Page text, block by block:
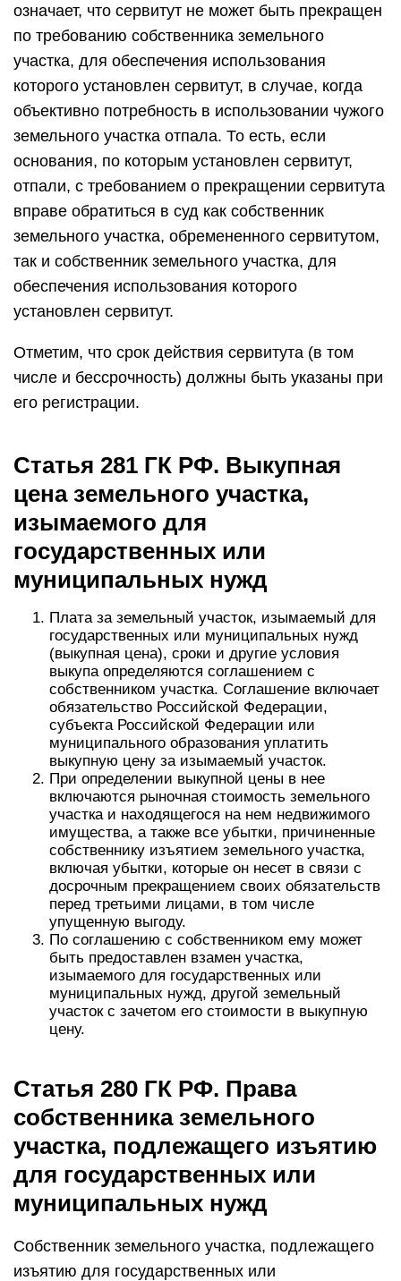
означает, что сервитут не может быть прекращен
по требованию собственника земельного
участка, для обеспечения использования
которого установлен сервитут, в случае, когда
объективно потребность в использовании чужого
земельного участка отпала. То есть, если
основания, по которым установлен сервитут,
отпали, с требованием о прекращении сервитута
вправе обратиться в суд как собственник
земельного участка, обремененного сервитутом,
так и собственник земельного участка, для
обеспечения использования которого
установлен сервитут.
Отметим, что срок действия сервитута (в том
числе и бессрочность) должны быть указаны при
его регистрации.
Статья 281 ГК РФ. Выкупная
цена земельного участка,
изымаемого для
государственных или
муниципальных нужд
Плата за земельный участок, изымаемый для
государственных или муниципальных нужд
(выкупная цена), сроки и другие условия
выкупа определяются соглашением с
собственником участка. Соглашение включает
обязательство Российской Федерации,
субъекта Российской Федерации или
муниципального образования уплатить
выкупную цену за изымаемый участок.
При определении выкупной цены в нее
включаются рыночная стоимость земельного
участка и находящегося на нем недвижимого
имущества, а также все убытки, причиненные
собственнику изъятием земельного участка,
включая убытки, которые он несет в связи с
досрочным прекращением своих обязательств
перед третьими лицами, в том числе
упущенную выгоду.
По соглашению с собственником ему может
быть предоставлен взамен участка,
изымаемого для государственных или
муниципальных нужд, другой земельный
участок с зачетом его стоимости в выкупную
цену.
Статья 280 ГК РФ. Права
собственника земельного
участка, подлежащего изъятию
для государственных или
муниципальных нужд
Собственник земельного участка, подлежащего
изъятию для государственных или